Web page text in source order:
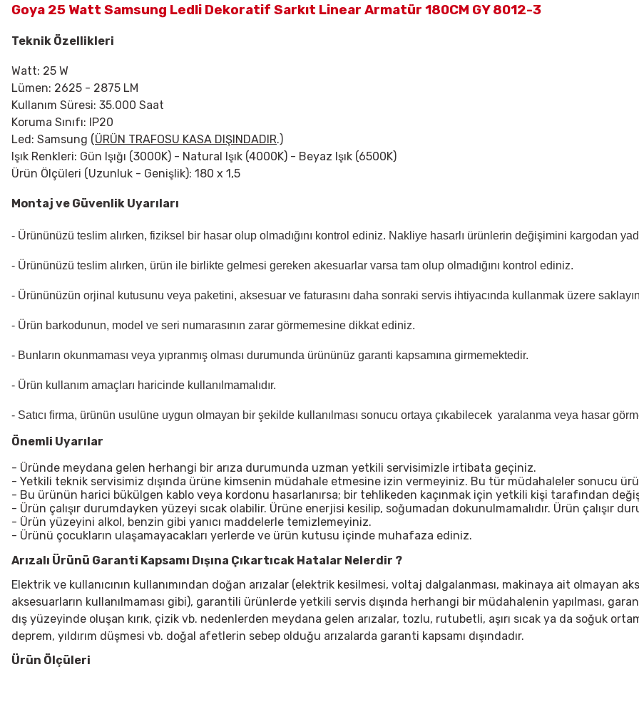
Goya 25 Watt Samsung Ledli Dekoratif Sarkıt Linear Armatür 180CM GY 8012-3
Teknik Özellikleri
Watt: 25 W
Lümen: 2625 - 2875 LM
Kullanım Süresi: 35.000 Saat
Koruma Sınıfı: IP20
Led: Samsung (ÜRÜN TRAFOSU KASA DIŞINDADIR.)
Işık Renkleri: Gün Işığı (3000K) - Natural Işık (4000K) - Beyaz Işık (6500K)
Ürün Ölçüleri (Uzunluk - Genişlik): 180 x 1,5
Montaj ve Güvenlik Uyarıları
- Ürününüzü teslim alırken, fiziksel bir hasar olup olmadığını kontrol ediniz. Nakliye hasarlı ürünlerin değişimini kargodan
- Ürününüzü teslim alırken, ürün ile birlikte gelmesi gereken akesuarlar varsa tam olup olmadığını kontrol ediniz.
- Ürününüzün orjinal kutusunu veya paketini, aksesuar ve faturasını daha sonraki servis ihtiyacında kullanmak üzere
- Ürün barkodunun, model ve seri numarasının zarar görmemesine dikkat ediniz.
- Bunların okunmaması veya yıpranmış olması durumunda ürününüz garanti kapsamına girmemektedir.
- Ürün kullanım amaçları haricinde kullanılmamalıdır.
- Satıcı firma, ürünün usulüne uygun olmayan bir şekilde kullanılması sonucu ortaya çıkabilecek yaralanma veya hasar
Önemli Uyarılar
- Üründe meydana gelen herhangi bir arıza durumunda uzman yetkili servisimizle irtibata geçiniz.
- Yetkili teknik servisimiz dışında ürüne kimsenin müdahale etmesine izin vermeyiniz. Bu tür müdahaleler sonucu
- Bu ürünün harici bükülgen kablo veya kordonu hasarlanırsa; bir tehlikeden kaçınmak için yetkili kişi tarafından
- Ürün çalışır durumdayken yüzeyi sıcak olabilir. Ürüne enerjisi kesilip, soğumadan dokunulmamalıdır. Ürün çalışır
- Ürün yüzeyini alkol, benzin gibi yanıcı maddelerle temizlemeyiniz.
- Ürünü çocukların ulaşamayacakları yerlerde ve ürün kutusu içinde muhafaza ediniz.
Arızalı Ürünü Garanti Kapsamı Dışına Çıkartıcak Hatalar Nelerdir ?
Elektrik ve kullanıcının kullanımından doğan arızalar (elektrik kesilmesi, voltaj dalgalanması, makinaya ait olmayan
aksesuarların kullanılmaması gibi), garantili ürünlerde yetkili servis dışında herhangi bir müdahalenin yapılması,
dış yüzeyinde oluşan kırık, çizik vb. nedenlerden meydana gelen arızalar, tozlu, rutubetli, aşırı sıcak ya da soğuk
deprem, yıldırım düşmesi vb. doğal afetlerin sebep olduğu arızalarda garanti kapsamı dışındadır.
Ürün Ölçüleri